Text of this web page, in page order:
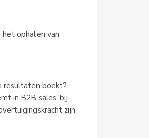
ophalen van
resultaten boekt?
in B2B sales, bij
zijn